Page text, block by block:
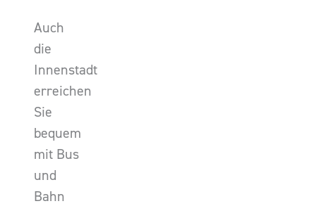
Auch
die
Innenstadt
erreichen
Sie
bequem
mit Bus
und
Bahn